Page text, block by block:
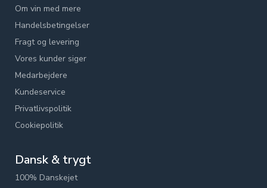
Om vin med mere
Handelsbetingelser
Fragt og levering
Vores kunder siger
Medarbejdere
Kundeservice
Privatlivspolitik
Cookiepolitik
Dansk & trygt
100% Danskejet